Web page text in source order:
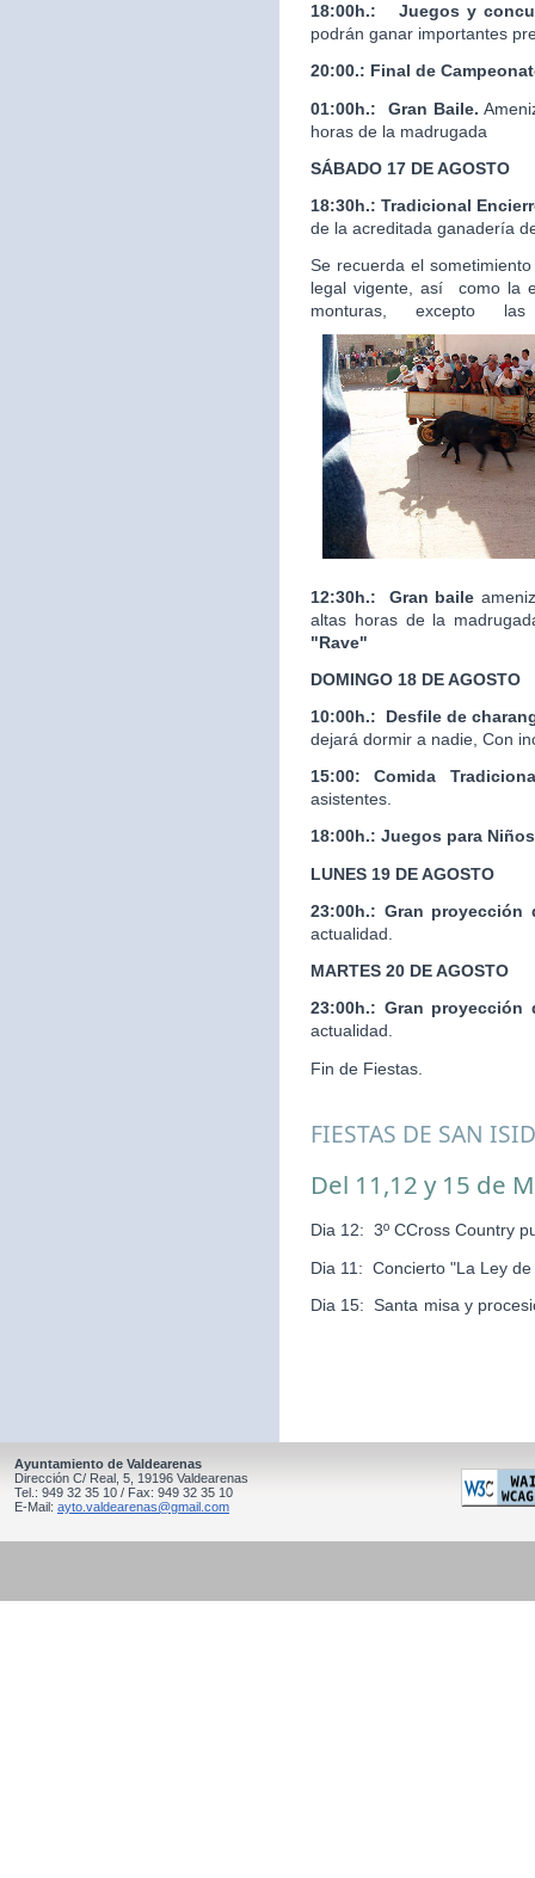
18:00h.:
Juegos y
podrán ganar importantes
20:00.: Final de
01:00h.: Gran Baile.
horas de la madrugada
SÁBADO 17 DE AGOSTO
18:30h.: Tradicional
de la acreditada ganadería
Se recuerda el
legal vigente, así como la
monturas, excepto
12:30h.: Gran baile
altas horas de la
"Rave"
DOMINGO 18 DE AGOSTO
10:00h.:
Desfile de
dejará dormir a nadie, Con
15:00: Comida
asistentes.
18:00h.: Juegos para Niños
LUNES 19 DE AGOSTO
23:00h.: Gran proyección
actualidad.
MARTES 20 DE AGOSTO
23:00h.: Gran proyección
actualidad.
Fin de Fiestas.
FIESTAS DE SAN
Del 11,12 y 15 de
Dia 12: 3º CCross Country
Dia 11: Concierto "La Ley
Dia 15: Santa misa y
Ayuntamiento de Valdearenas
Dirección C/ Real, 5, 19196 Valdearenas
Tel.: 949 32 35 10 / Fax: 949 32 35 10
E-Mail: ayto.valdearenas@gmail.com